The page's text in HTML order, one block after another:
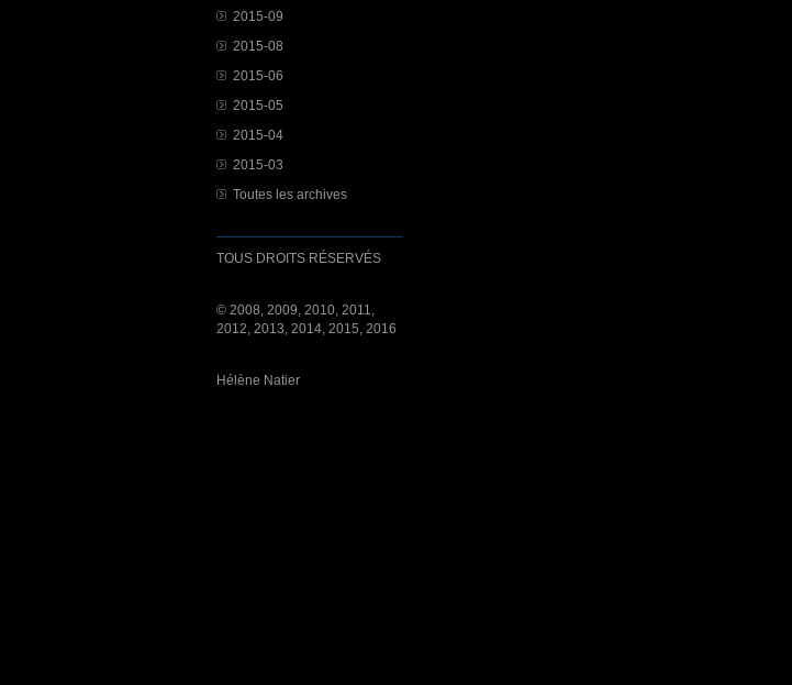
2015-09
2015-08
2015-06
2015-05
2015-04
2015-03
Toutes les archives
TOUS DROITS RÉSERVÉS
© 2008, 2009, 2010, 2011,
2012, 2013, 2014, 2015, 2016
Hélène Natier